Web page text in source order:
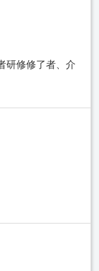
研修修了者、介